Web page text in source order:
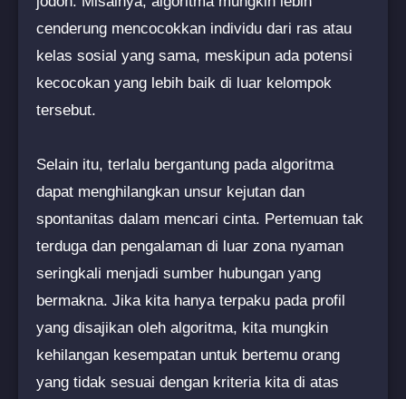
cenderung mencocokkan individu dari ras atau
kelas sosial yang sama, meskipun ada potensi
kecocokan yang lebih baik di luar kelompok
tersebut.
Selain itu, terlalu bergantung pada algoritma
dapat menghilangkan unsur kejutan dan
spontanitas dalam mencari cinta. Pertemuan tak
terduga dan pengalaman di luar zona nyaman
seringkali menjadi sumber hubungan yang
bermakna. Jika kita hanya terpaku pada profil
yang disajikan oleh algoritma, kita mungkin
kehilangan kesempatan untuk bertemu orang
yang tidak sesuai dengan kriteria kita di atas